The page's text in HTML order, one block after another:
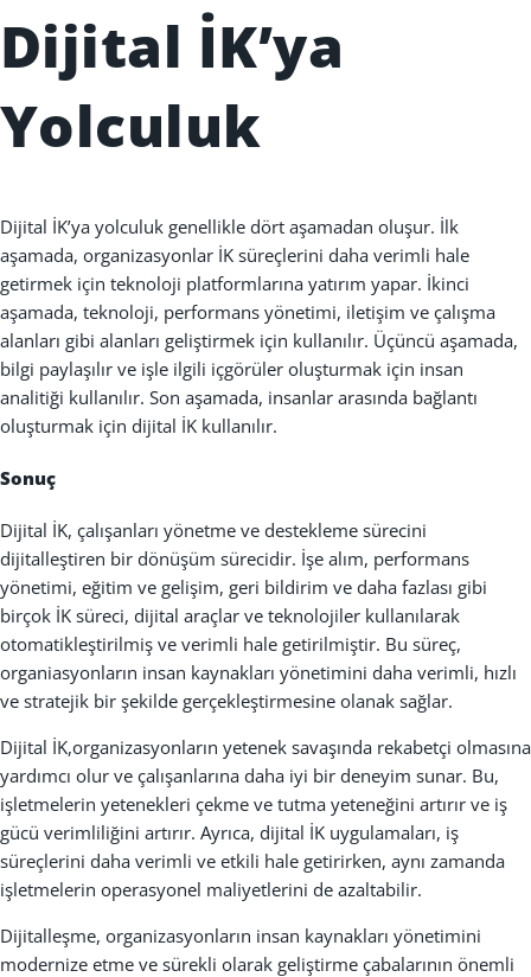
Dijital İK’ya
Yolculuk
Dijital İK’ya yolculuk genellikle dört aşamadan oluşur. İlk
aşamada, organizasyonlar İK süreçlerini daha verimli hale
getirmek için teknoloji platformlarına yatırım yapar. İkinci
aşamada, teknoloji, performans yönetimi, iletişim ve çalışma
alanları gibi alanları geliştirmek için kullanılır. Üçüncü aşamada,
bilgi paylaşılır ve işle ilgili içgörüler oluşturmak için insan
analitiği kullanılır. Son aşamada, insanlar arasında bağlantı
oluşturmak için dijital İK kullanılır.
Sonuç
Dijital İK, çalışanları yönetme ve destekleme sürecini
dijitalleştiren bir dönüşüm sürecidir. İşe alım, performans
yönetimi, eğitim ve gelişim, geri bildirim ve daha fazlası gibi
birçok İK süreci, dijital araçlar ve teknolojiler kullanılarak
otomatikleştirilmiş ve verimli hale getirilmiştir. Bu süreç,
organiasyonların insan kaynakları yönetimini daha verimli, hızlı
ve stratejik bir şekilde gerçekleştirmesine olanak sağlar.
Dijital İK,organizasyonların yetenek savaşında rekabetçi olmasına
yardımcı olur ve çalışanlarına daha iyi bir deneyim sunar. Bu,
işletmelerin yetenekleri çekme ve tutma yeteneğini artırır ve iş
gücü verimliliğini artırır. Ayrıca, dijital İK uygulamaları, iş
süreçlerini daha verimli ve etkili hale getirirken, aynı zamanda
işletmelerin operasyonel maliyetlerini de azaltabilir.
Dijitalleşme, organizasyonların insan kaynakları yönetimini
modernize etme ve sürekli olarak geliştirme çabalarının önemli